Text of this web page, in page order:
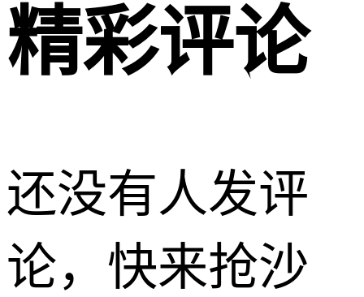
精彩评论
还没有人发评
论，快来抢沙